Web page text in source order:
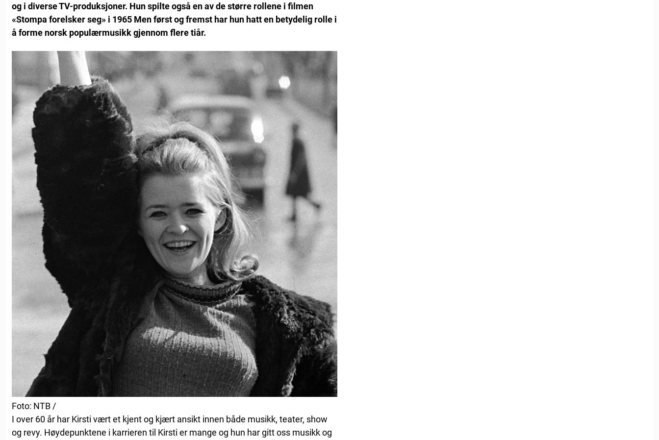
og i diverse TV-produksjoner. Hun spilte også en av de større rollene i filmen
«Stompa forelsker seg» i 1965 Men først og fremst har hun hatt en betydelig rolle i
å forme norsk populærmusikk gjennom flere tiår.
Foto: NTB /
I over 60 år har Kirsti vært et kjent og kjært ansikt innen både musikk, teater, show
og revy. Høydepunktene i karrieren til Kirsti er mange og hun har gitt oss musikk og